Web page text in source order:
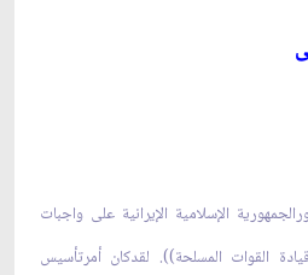
110 من دستورالجمهورية الإسلامية الإيرانية على واجبات
القوات المسلحة)). لقدكان أمرتأسيس